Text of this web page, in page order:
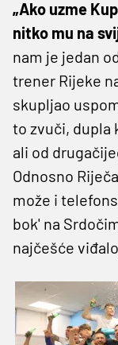
„Ako uzme
nitko mu na
nam je jedan
trener Rijeke
skupljao
to zvuči, dupla
ali od
Odnosno
može i
bok' na
najčešće